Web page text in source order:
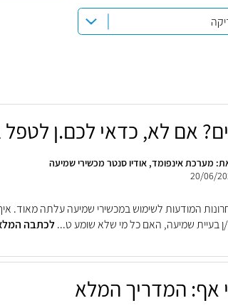
אם לא, כדאי לכם.ן לטפל
מערכת אינפומד, אודיו סנטר מכשירי שמיעה
20/06/
המודעות לשימוש במכשירי שמיעה עלתה מאוד.
בעיית שמיעה, האם כל מי שלא שומע ט...לכתבה
אף: המדריך המלא